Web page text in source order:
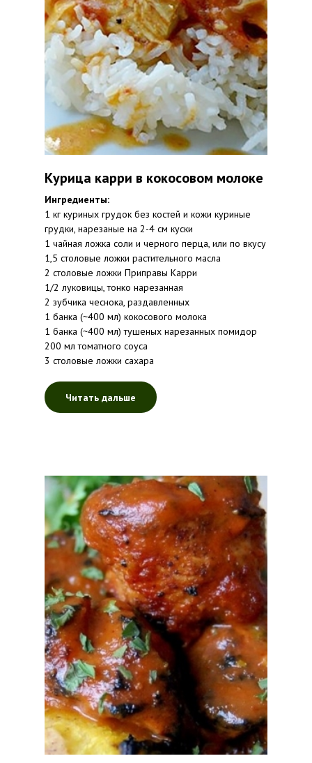
Курица карри в кокосовом молоке
Ингредиенты:
1 кг куриных грудок без костей и кожи куриные
грудки, нарезаные на 2-4 см куски
1 чайная ложка соли и черного перца, или по вкусу
1,5 столовые ложки растительного масла
2 столовые ложки Приправы Карри
1/2 луковицы, тонко нарезанная
2 зубчика чеснока, раздавленных
1 банка (~400 мл) кокосового молока
1 банка (~400 мл) тушеных нарезанных помидор
200 мл томатного соуса
3 столовые ложки сахара
Читать дальше